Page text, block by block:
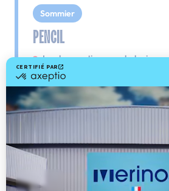
Sommier
PENCIL
Le plus : soutien morphologique
Grâce à ses 3 zones de confort,
Pencil vous assure tout son
épaules, le dos et le bassin qui
lattes, vous évitez les douleurs
Dès 501,00 €
Découvrir